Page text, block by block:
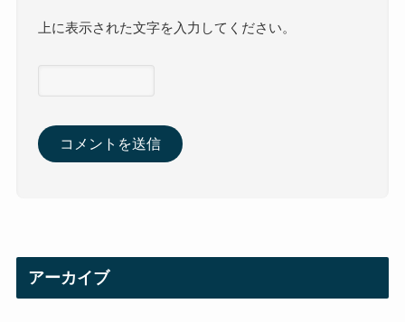
上に表示された文字を入力してください。
アーカイブ